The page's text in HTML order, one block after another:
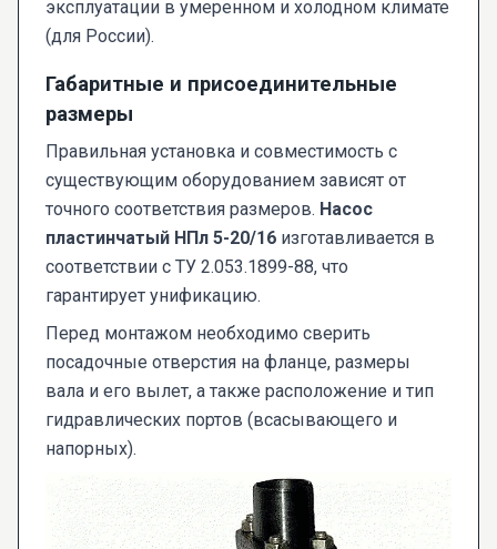
эксплуатации в умеренном и холодном климате
(для России).
Габаритные и присоединительные
размеры
Правильная установка и совместимость с
существующим оборудованием зависят от
точного соответствия размеров. Насос
пластинчатый НПл 5-20/16 изготавливается в
соответствии с ТУ 2.053.1899-88, что
гарантирует унификацию.
Перед монтажом необходимо сверить
посадочные отверстия на фланце, размеры
вала и его вылет, а также расположение и тип
гидравлических портов (всасывающего и
напорных).